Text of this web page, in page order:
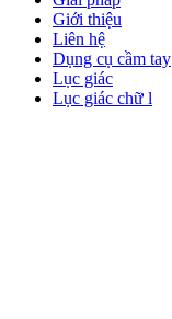
Giới thiệu
Liên hệ
Dụng cụ cầm tay
Lục giác
Lục giác chữ l